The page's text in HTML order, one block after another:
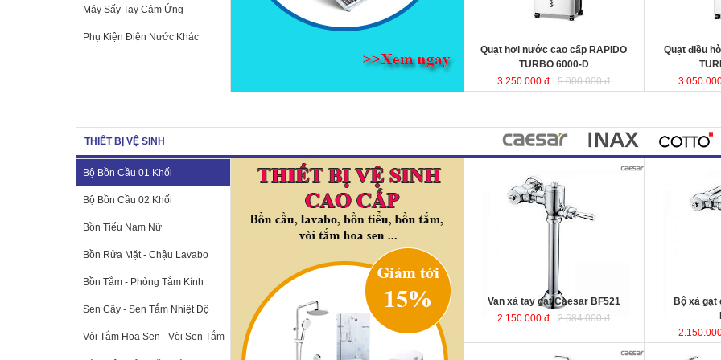
Máy Sấy Tay Cảm Ứng
Phụ Kiện Điện Nước Khác
hợp cho phòng ngủ.
: 440x340x970mm
Quạt hơi nước cao cấp RAPIDO
TURBO 6000-D
3.250.000 đ
5.000.000 đ
Quạt điều
THIẾT BỊ VỆ SINH
Bộ Bồn Cầu 01 Khối
Bộ Bồn Cầu 02 Khối
Bồn Tiểu Nam Nữ
Bồn Rửa Mặt - Chậu Lavabo
Bồn Tắm - Phòng Tắm Kính
Sen Cây - Sen Tắm Nhiệt Độ
Vòi Tắm Hoa Sen - Vòi Sen Tắm
Van xả tay gạt Caesar BF521
2.150.000 đ
2.684.000 đ
Bộ xả gạt